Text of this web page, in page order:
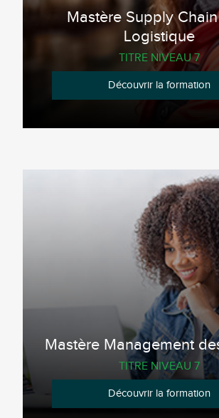
Mastère Supply
Logistique
TITRE NIVEAU 7
Découvrir la formation
Mastère Management
TITRE NIVEAU 7
Découvrir la formation